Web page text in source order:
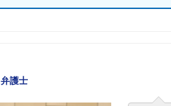
弁護士